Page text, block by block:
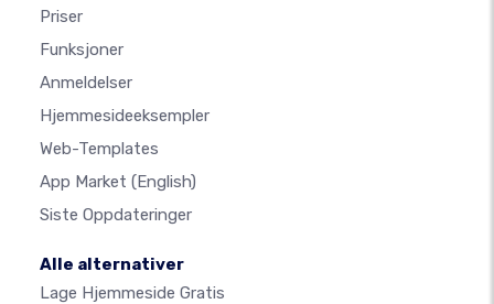
Priser
Funksjoner
Anmeldelser
Hjemmesideeksempler
Web-Templates
App Market (English)
Siste Oppdateringer
Alle alternativer
Lage Hjemmeside Gratis